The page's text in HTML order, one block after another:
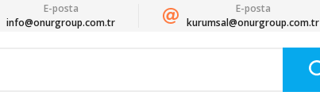
E-posta
info@onurgroup.com.tr
E-posta
kurumsal@onurgroup.com.tr